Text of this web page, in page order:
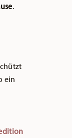
.
ein